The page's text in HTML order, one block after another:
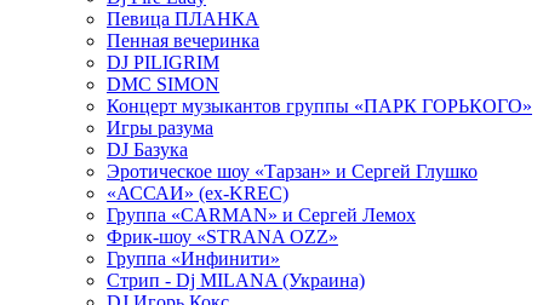
Певица ПЛАНКА
Пенная вечеринка
DJ PILIGRIM
DMC SIMON
Концерт музыкантов группы «ПАРК ГОРЬКОГО»
Игры разума
DJ Базука
Эротическое шоу «Тарзан» и Сергей Глушко
«АССАИ» (ex-KREC)
Группа «CARMAN» и Сергей Лемох
Фрик-шоу «STRANA OZZ»
Группа «Инфинити»
Стрип - Dj MILANA (Украина)